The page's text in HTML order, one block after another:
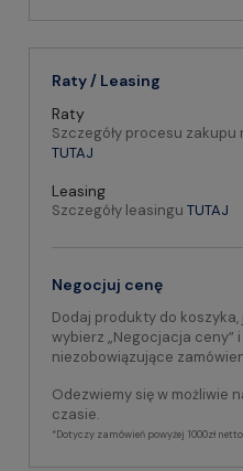
Raty / Leasing
Raty
Szczegóły procesu zakupu
TUTAJ
Leasing
Szczegóły leasingu TUTAJ
Negocjuj cenę
Dodaj produkty do koszyka,
wybierz „Negocjacja ceny” i
niezobowiązujące
Odezwiemy się w możliwie
czasie.
*Dotyczy zamówień powyżej 1000zł netto